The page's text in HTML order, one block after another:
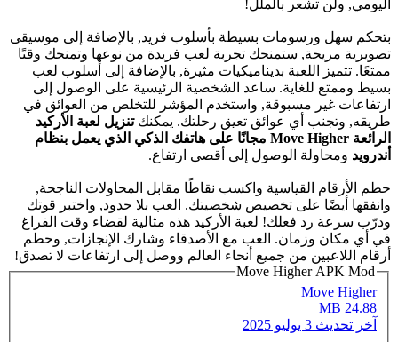
اليومي, ولن تشعر بالملل!
بتحكم سهل ورسومات بسيطة بأسلوب فريد, بالإضافة إلى موسيقى
تصويرية مريحة, ستمنحك تجربة لعب فريدة من نوعها وتمنحك وقتًا
ممتعًا. تتميز اللعبة بديناميكيات مثيرة, بالإضافة إلى أسلوب لعب
بسيط وممتع للغاية. ساعد الشخصية الرئيسية على الوصول إلى
ارتفاعات غير مسبوقة, واستخدم المؤشر للتخلص من العوائق في
طريقه, وتجنب أي عوائق تعيق رحلتك. يمكنكتنزيل لعبة الأركيد
الرائعة Move Higher مجانًا على هاتفك الذكي الذي يعمل بنظام
أندرويد ومحاولة الوصول إلى أقصى ارتفاع.
حطم الأرقام القياسية واكسب نقاطًا مقابل المحاولات الناجحة,
وانفقها أيضًا على تخصيص شخصيتك. العب بلا حدود, واختبر قوتك
ودرّب سرعة رد فعلك! لعبة الأركيد هذه مثالية لقضاء وقت الفراغ
في أي مكان وزمان. العب مع الأصدقاء وشارك الإنجازات, وحطم
أرقام اللاعبين من جميع أنحاء العالم ووصل إلى ارتفاعات لا تصدق!
Move Higher APK Mod
Move Higher
24.88 MB
آخر تحديث 3 يوليو 2025